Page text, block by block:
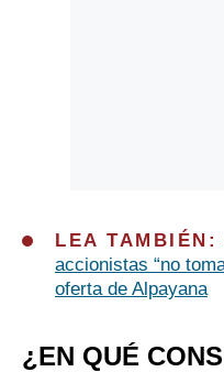
LEA TAMBIÉN:
accionistas “no
oferta de Alpayana
¿EN QUÉ